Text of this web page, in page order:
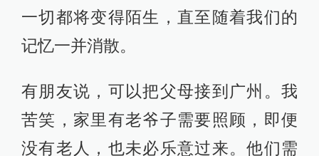
一切都将变得陌生，直至随着我们的
记忆一并消散。
有朋友说，可以把父母接到广州。我
苦笑，家里有老爷子需要照顾，即便
没有老人，也未必乐意过来。他们需